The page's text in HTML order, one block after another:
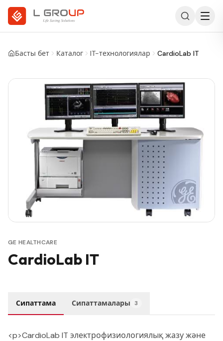
Басты бет Каталог IT-технологиялар CardioLab IT
GE HEALTHCARE
CardioLab IT
Сипаттама Сипаттамалары 3
<p>CardioLab IT электрофизиологиялық жазу және